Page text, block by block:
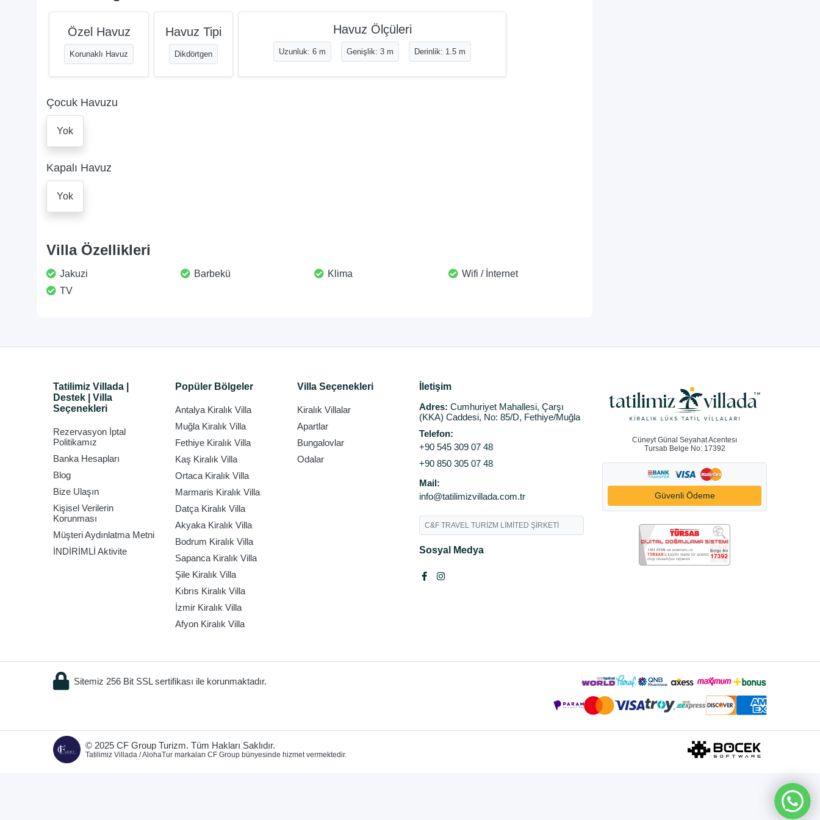
Özel Havuz
Korunaklı Havuz
Havuz Tipi
Dikdörtgen
Havuz Ölçüleri
Uzunluk: 6 m Genişlik: 3 m Derinlik: 1.5 m
Çocuk Havuzu
Yok
Kapalı Havuz
Yok
Villa Özellikleri
Jakuzi Barbekü Klima
Wifi / İnternet
TV
Tatilimiz Villada |
Destek | Villa
Seçenekleri
Rezervasyon İptal
Politikamız
Banka Hesapları
Blog
Bize Ulaşın
Kişisel Verilerin
Korunması
Müşteri Aydınlatma Metni
İNDİRİMLİ Aktivite
Popüler Bölgeler
Antalya Kiralık Villa
Muğla Kiralık Villa
Fethiye Kiralık Villa
Kaş Kiralık Villa
Ortaca Kiralık Villa
Marmaris Kiralık Villa
Datça Kiralık Villa
Akyaka Kiralık Villa
Bodrum Kiralık Villa
Sapanca Kiralık Villa
Şile Kiralık Villa
Kıbrıs Kiralık Villa
İzmir Kiralık Villa
Afyon Kiralık Villa
Villa Seçenekleri
Kiralık Villalar
Apartlar
Bungalovlar
Odalar
İletişim
Adres: Cumhuriyet Mahallesi, Çarşı
(KKA) Caddesi, No: 85/D, Fethiye/Muğla
Telefon:
+90 545 309 07 48
+90 850 305 07 48
Mail:
info@tatilimizvillada.com.tr
C&F TRAVEL TURİZM LİMİTED ŞİRKETİ
Sosyal Medya
Cüneyt Günal Seyahat Acentesı
Tursab Belge No: 17392
Güvenli Ödeme
Sitemiz 256 Bit SSL sertifikası ile korunmaktadır.
© 2025 CF Group Turizm. Tüm Hakları Saklıdır.
Tatilimiz Villada / AlohaTur markaları CF Group bünyesinde hizmet vermektedir.